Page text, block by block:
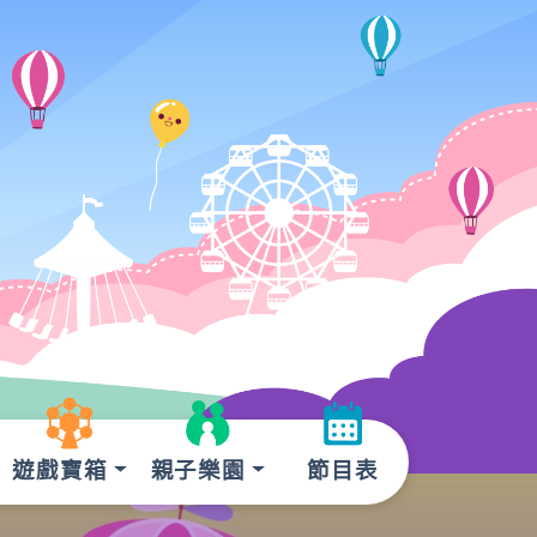
遊戲寶箱 親子樂園 節目表